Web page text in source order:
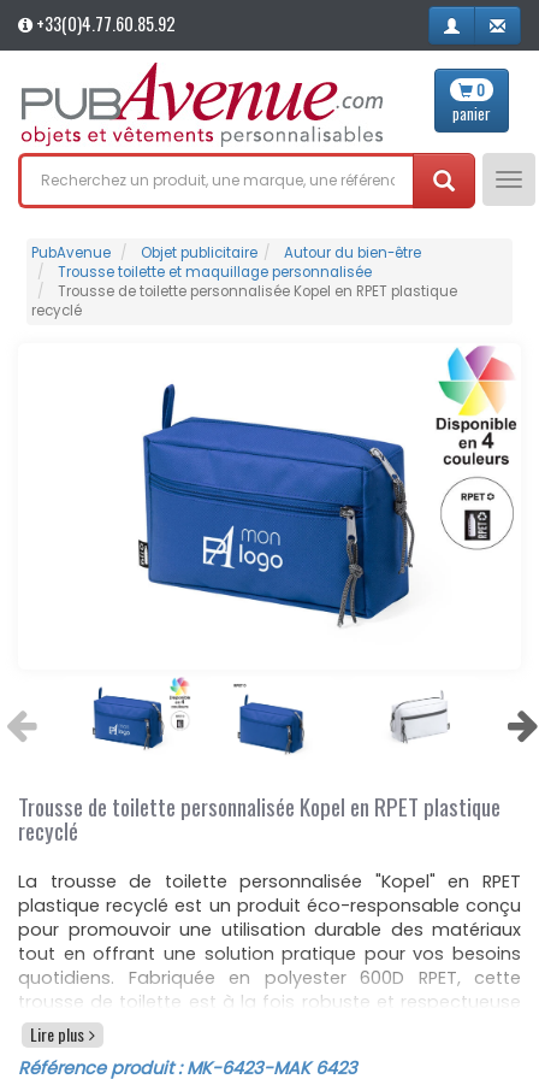
+33(0)4.77.60.85.92
0
panier
PubAvenue Objet publicitaire
Autour du bien-être
Trousse toilette et maquillage personnalisée
Trousse de toilette personnalisée Kopel en RPET plastique
recyclé
Trousse de toilette personnalisée Kopel en RPET plastique
recyclé
La trousse de toilette personnalisée "Kopel" en RPET
plastique recyclé est un produit éco-responsable conçu
pour promouvoir une utilisation durable des matériaux
tout en offrant une solution pratique pour vos besoins
quotidiens. Fabriquée en polyester 600D RPET, cette
trousse de toilette est à la fois robuste et respectueuse
de l'environnement, contribuant à la réduction des
déchets plastiques.
Lire plus
Référence produit :MK-6423-MAK 6423